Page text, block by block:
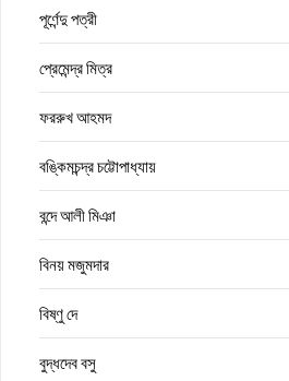
পূর্ণেন্দু পত্রী
প্রেমেন্দ্র মিত্র
ফররুখ আহমদ
বঙ্কিমচন্দ্র চট্টোপাধ্যায়
বন্দে আলী মিঞা
বিনয় মজুমদার
বিষ্ণু দে
বুদ্ধদেব বসু